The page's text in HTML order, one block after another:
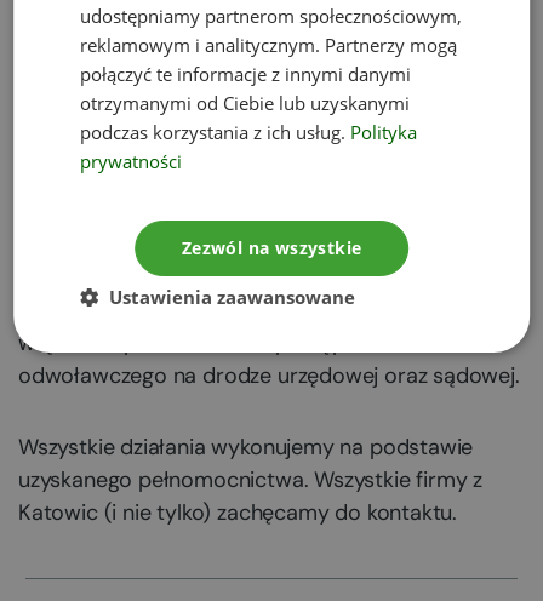
Analizy due diligence w oparciu o standard
Analizę planów inwestycyjnych pod kątem
oddziaływania przyszłego przedsięwzięcia na
środowisko,
Przygotowanie wymaganych raportów oraz kart
Ocenę dotyczącą dokumentacji istniejących
Raportów Środowiskowych,
Pomoc przy ewentualnych problemach,
włącznie z prowadzeniem postępowania
odwoławczego na drodze urzędowej oraz sądowej.
Wszystkie działania wykonujemy na podstawie
uzyskanego pełnomocnictwa. Wszystkie firmy z
Katowic (i nie tylko) zachęcamy do kontaktu.
udostępniamy partnerom społecznościowym,
reklamowym i analitycznym. Partnerzy mogą
połączyć te informacje z innymi danymi
otrzymanymi od Ciebie lub uzyskanymi
podczas korzystania z ich usług. Polityka
prywatności
Zezwól na wszystkie
Ustawienia zaawansowane